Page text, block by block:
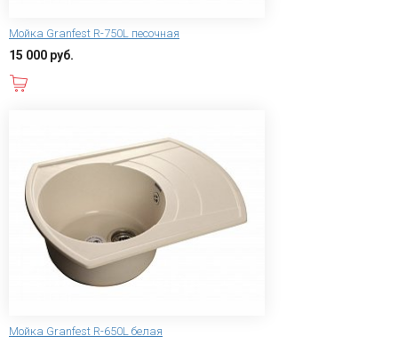
Мойка Granfest R-750L песочная
15 000 руб.
Мойка Granfest R-650L белая